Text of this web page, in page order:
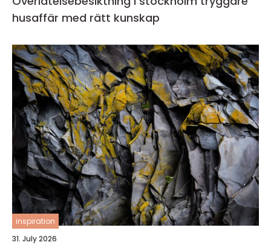
husaffär med rätt kunskap
inspiration
31. July 2026